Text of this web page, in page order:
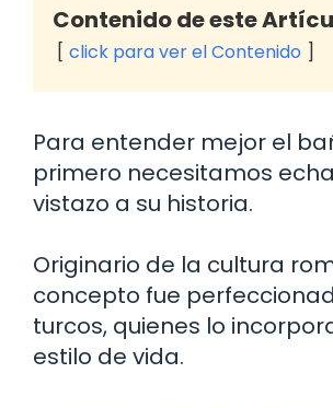
Contenido de este
click para ver el Contenido
Para entender mejor el
primero necesitamos
vistazo a su historia.
Originario de la cultura
concepto fue
turcos, quienes lo
estilo de vida.